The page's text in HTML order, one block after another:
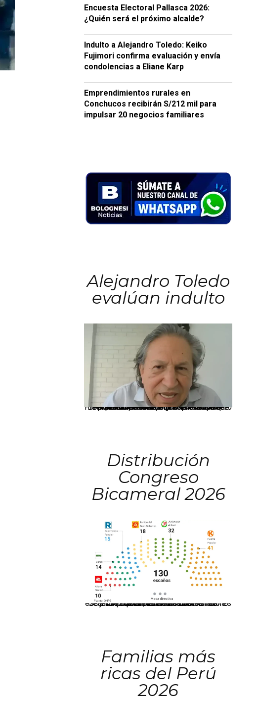
Encuesta Electoral Pallasca 2026:
¿Quién será el próximo alcalde?
Indulto a Alejandro Toledo: Keiko
Fujimori confirma evaluación y envía
condolencias a Eliane Karp
Emprendimientos rurales en
Conchucos recibirán S/212 mil para
impulsar 20 negocios familiares
Alejandro Toledo
evalúan indulto
La presidenta Keiko Fujimori informó que la solicitud de indulto presentada por el expresidente Alejandro Toledo será evaluada por la Comisión de Gracias Presidenciales conforme al procedimiento establecido.
Distribución
Congreso
Bicameral 2026
El JNE oficializó la distribución de escaños para la elección de 60 senadores y 130 diputados en las Elecciones Generales 2026, tras el restablecimiento de la Bicameralidad.
Familias más
ricas del Perú
2026